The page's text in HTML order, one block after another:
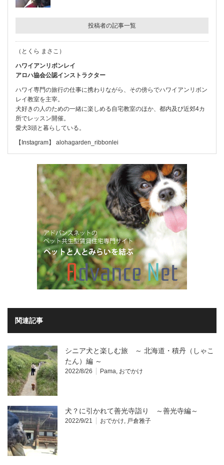
投稿者の記事一覧
（とくら まさこ）
ハワイアンリボンレイ
アロハ協会公認インストラクター
ハワイ専門の旅行の仕事に携わりながら、その傍らでハワイアンリボン
レイ教室を主宰。
犬好きの人のための一緒に楽しめる自宅教室のほか、都内及び近郊4カ
所でレッスン開催。
愛犬3頭と暮らしている。
【Instagram】 alohagarden_ribbonlei
関連記事
シニア犬と楽しむ旅 ～ 北海道・積丹（しゃこ
たん）編 ～
2022/8/26 Pama, おでかけ
犬？に引かれて善光寺詣り ～善光寺編～
2022/9/21 おでかけ, 戸倉雅子